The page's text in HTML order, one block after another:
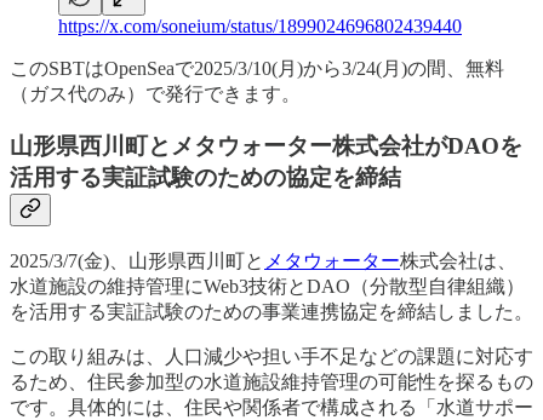
https://x.com/soneium/status/1899024696802439440
このSBTはOpenSeaで2025/3/10(月)から3/24(月)の間、無料
（ガス代のみ）で発行できます。
山形県西川町とメタウォーター株式会社がDAOを
活用する実証試験のための協定を締結
2025/3/7(金)、山形県西川町と メタウォーター株式会社は、
水道施設の維持管理にWeb3技術とDAO（分散型自律組織）
を活用する実証試験のための事業連携協定を締結しました。
この取り組みは、人口減少や担い手不足などの課題に対応す
るため、住民参加型の水道施設維持管理の可能性を探るもの
です。具体的には、住民や関係者で構成される「水道サポー